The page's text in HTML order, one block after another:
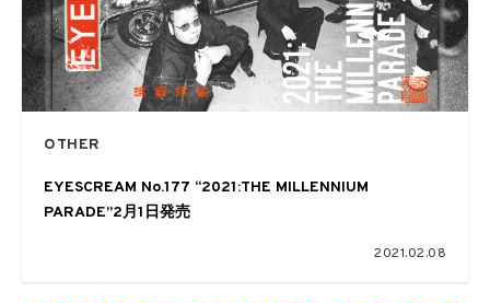
OTHER
EYESCREAM No.177 “2021:THE MILLENNIUM
PARADE”2月1日発売
2021.02.08